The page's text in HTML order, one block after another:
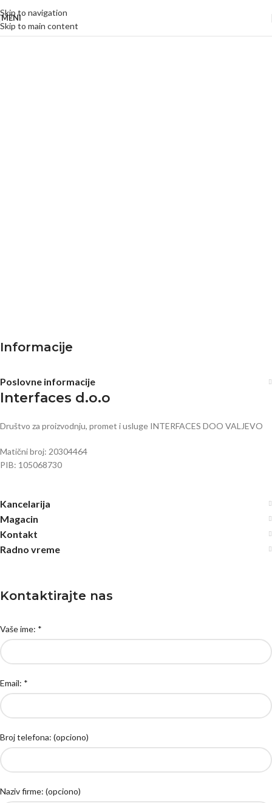
Skip to navigation
Skip to main content
MENI
Informacije
Poslovne informacije
Interfaces d.o.o
Društvo za proizvodnju, promet i usluge INTERFACES DOO VALJEVO
Matični broj: 20304464
PIB: 105068730
Kancelarija
Magacin
Kontakt
Radno vreme
Kontaktirajte nas
Vaše ime: *
Email: *
Broj telefona: (opciono)
Naziv firme: (opciono)